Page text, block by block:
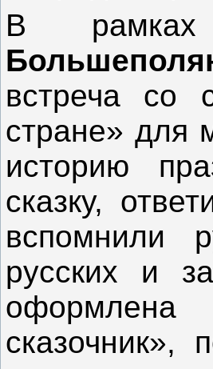
В
встреча со
стране» для
историю
сказку,
вспомнили
русских и
оформлена
сказочник»,